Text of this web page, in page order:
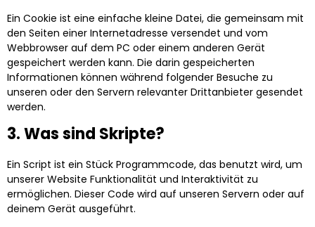
Ein Cookie ist eine einfache kleine Datei, die gemeinsam mit
den Seiten einer Internetadresse versendet und vom
Webbrowser auf dem PC oder einem anderen Gerät
gespeichert werden kann. Die darin gespeicherten
Informationen können während folgender Besuche zu
unseren oder den Servern relevanter Drittanbieter gesendet
werden.
3. Was sind Skripte?
Ein Script ist ein Stück Programmcode, das benutzt wird, um
unserer Website Funktionalität und Interaktivität zu
ermöglichen. Dieser Code wird auf unseren Servern oder auf
deinem Gerät ausgeführt.